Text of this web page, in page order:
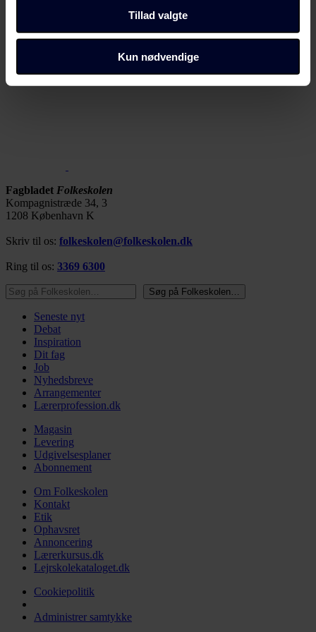
Dine valg anvendes på alle Fagbladet Folkeskolens
domæner. Få mere at vide om, hvem vi er, hvordan du
kan kontakte os, og hvordan vi behandler persondata i
Tillad valgte
Kun nødvendige
Fagbladet Folkeskolen
Kompagnistræde 34, 3
1208 København K
Skriv til os: folkeskolen@folkeskolen.dk
Ring til os: 3369 6300
Søg på Folkeskolen…
Søg på Folkeskolen…
Seneste nyt
Debat
Inspiration
Dit fag
Job
Nyhedsbreve
Arrangementer
Lærerprofession.dk
Magasin
Levering
Udgivelsesplaner
Abonnement
Om Folkeskolen
Kontakt
Etik
Ophavsret
Annoncering
Lærerkursus.dk
Lejrskolekataloget.dk
Cookiepolitik
Administrer samtykke